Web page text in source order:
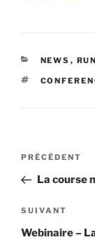
e
b
o
d
NEWS ,
Navigation
l’article
Article
précédent
PRÉCÉDENT
La course
Article
suivant
SUIVANT
Webinaire –